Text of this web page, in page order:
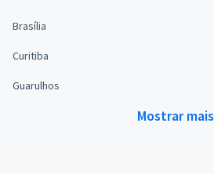
Brasília
Curitiba
Guarulhos
Mostrar mais